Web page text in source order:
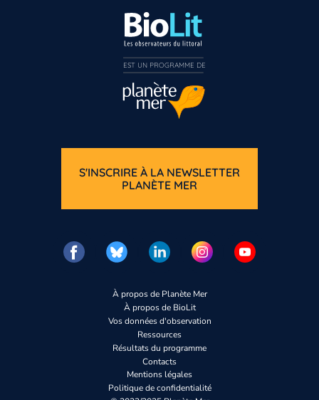
À propos de Planète Mer
À propos de BioLit
Vos données d'observation
Ressources
Résultats du programme
Contacts
Mentions légales
Politique de confidentialité
S'INSCRIRE À LA NEWSLETTER
PLANÈTE MER